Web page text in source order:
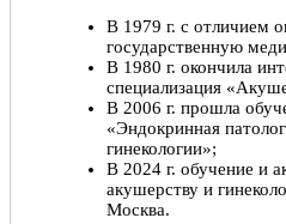
В 1979 г. с отличием
государственную
В 1980 г. окончила
специализация
В 2006 г. прошла
«Эндокринная
гинекологии»;
В 2024 г. обучение и
акушерству и
Москва.